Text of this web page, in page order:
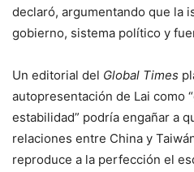
declaró, argumentando que la
gobierno, sistema político y
Un editorial del Global Times
autopresentación de Lai como
estabilidad” podría engañar a
relaciones entre China y
reproduce a la perfección el